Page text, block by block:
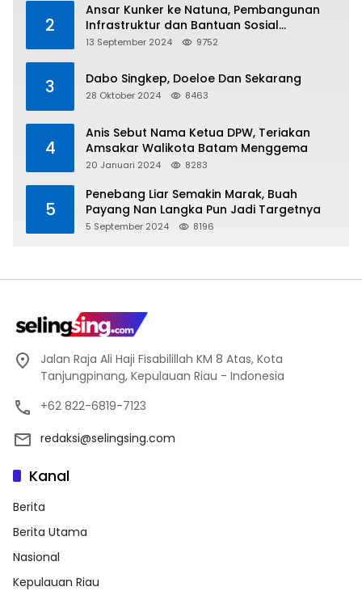
2
Ansar Kunker ke Natuna, Pembangunan
Infrastruktur dan Bantuan Sosial
Direalisasikan Hingga Pulau Tiga
13 September 2024 9752
3 Dabo Singkep, Doeloe Dan Sekarang
28 Oktober 2024 8463
4
Anis Sebut Nama Ketua DPW, Teriakan
Amsakar Walikota Batam Menggema
20 Januari 2024 8283
5
Penebang Liar Semakin Marak, Buah
Payang Nan Langka Pun Jadi Targetnya
5 September 2024 8196
Jalan Raja Ali Haji Fisabilillah KM 8 Atas, Kota
Tanjungpinang, Kepulauan Riau - Indonesia
+62 822-6819-7123
redaksi@selingsing.com
Kanal
Berita
Berita Utama
Nasional
Kepulauan Riau